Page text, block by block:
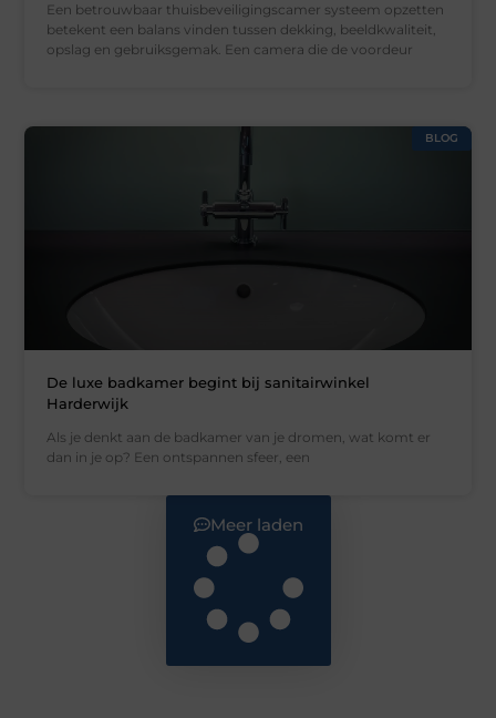
Een betrouwbaar thuisbeveiligingscamer systeem opzetten
betekent een balans vinden tussen dekking, beeldkwaliteit,
opslag en gebruiksgemak. Een camera die de voordeur
BLOG
De luxe badkamer begint bij sanitairwinkel
Harderwijk
Als je denkt aan de badkamer van je dromen, wat komt er
dan in je op? Een ontspannen sfeer, een
Meer laden